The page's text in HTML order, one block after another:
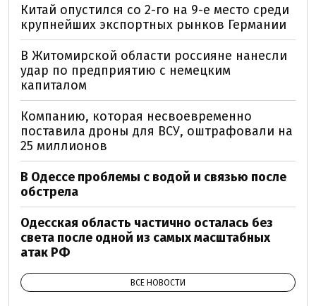
Китай опустился со 2-го на 9-е место среди
крупнейших экспортных рынков Германии
В Житомирской области россияне нанесли
удар по предприятию с немецким
капиталом
Компанию, которая несвоевременно
поставила дроны для ВСУ, оштрафовали на
25 миллионов
В Одессе проблемы с водой и связью после
обстрела
Одесская область частично осталась без
света после одной из самых масштабных
атак РФ
ВСЕ НОВОСТИ